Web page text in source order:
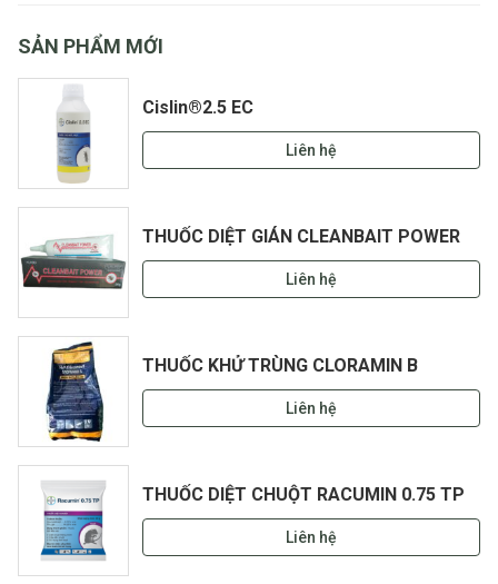
SẢN PHẨM MỚI
Cislin®2.5 EC
Liên hệ
THUỐC DIỆT GIÁN CLEANBAIT POWER
Liên hệ
THUỐC KHỬ TRÙNG CLORAMIN B
Liên hệ
THUỐC DIỆT CHUỘT RACUMIN 0.75 TP
Liên hệ